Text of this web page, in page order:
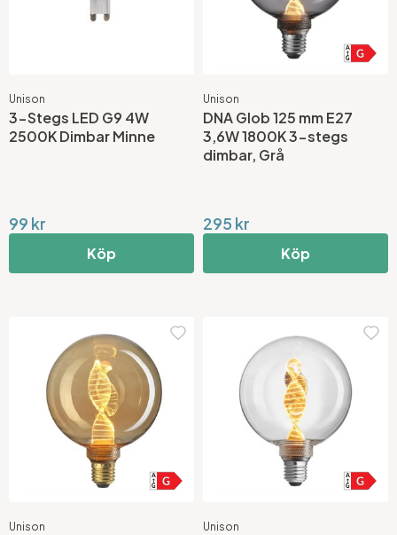
Unison
3-Stegs LED G9 4W
2500K Dimbar Minne
99 kr
Köp
Unison
DNA Glob 125 mm E27
3,6W 1800K 3-stegs
dimbar, Grå
295 kr
Köp
Unison Unison